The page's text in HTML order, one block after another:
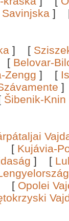
Savinjska ]
] [
[ Belovar-
Zengg ] [
Šibenik-Knin
[ Kujávia-
] [
[ Opolei